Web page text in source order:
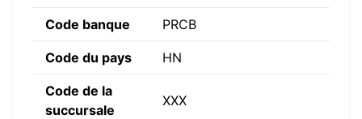
Code banque PRCB
Code du pays HN
Code de la
succursale
XXX